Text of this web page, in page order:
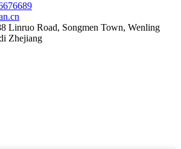
Linruo Road, Songmen Town, Wenling
Zhejiang